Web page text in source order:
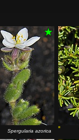
Spergularia azorica